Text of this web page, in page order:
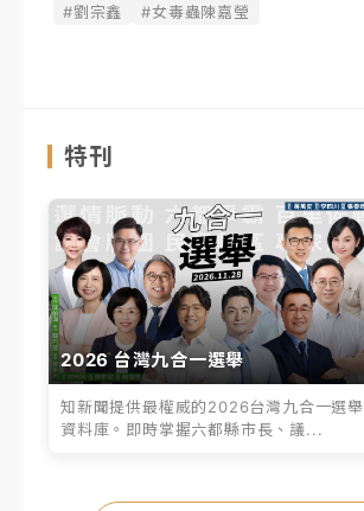
#劉宗鑫 #女毒蟲陳嘉瑩
特刊
2026 台灣九合一選舉
知新聞提供最權威的2026台灣九合一選舉
資料庫。即時掌握六都縣市長、議...